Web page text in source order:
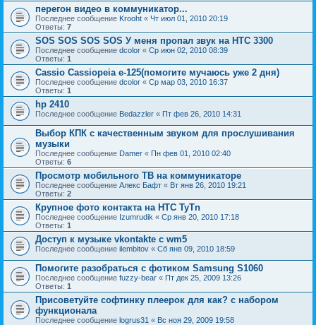
перегон видео в коммуникатор...
Последнее сообщение Krooht « Чт июл 01, 2010 20:19
Ответы: 7
SOS SOS SOS SOS У меня пропал звук на HTC 3300
Последнее сообщение dcolor « Ср июн 02, 2010 08:39
Ответы: 1
Cassio Cassiopeia e-125(помогите мучаюсь уже 2 дня)
Последнее сообщение dcolor « Ср мар 03, 2010 16:37
Ответы: 1
hp 2410
Последнее сообщение Bedazzler « Пт фев 26, 2010 14:31
Выбор КПК с качественным звуком для прослушивания
музыки
Последнее сообщение Damer « Пн фев 01, 2010 02:40
Ответы: 6
Просмотр мобильного ТВ на коммуникаторе
Последнее сообщение Алекс Бафт « Вт янв 26, 2010 19:21
Ответы: 2
Крупное фото контакта на HTC TyTn
Последнее сообщение Izumrudik « Ср янв 20, 2010 17:18
Ответы: 1
Доступ к музыке vkontakte с wm5
Последнее сообщение ilembitov « Сб янв 09, 2010 18:59
Помогите разобраться с фотиком Samsung S1060
Последнее сообщение fuzzy-bear « Пт дек 25, 2009 13:26
Ответы: 1
Присоветуйте софтинку плеерок для как? с набором
функционала
Последнее сообщение logrus31 « Вс ноя 29, 2009 19:58